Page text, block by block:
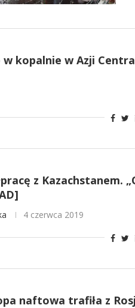
w kopalnie w Azji
z Kazachstanem.
4 czerwca 2019
naftowa trafiła z